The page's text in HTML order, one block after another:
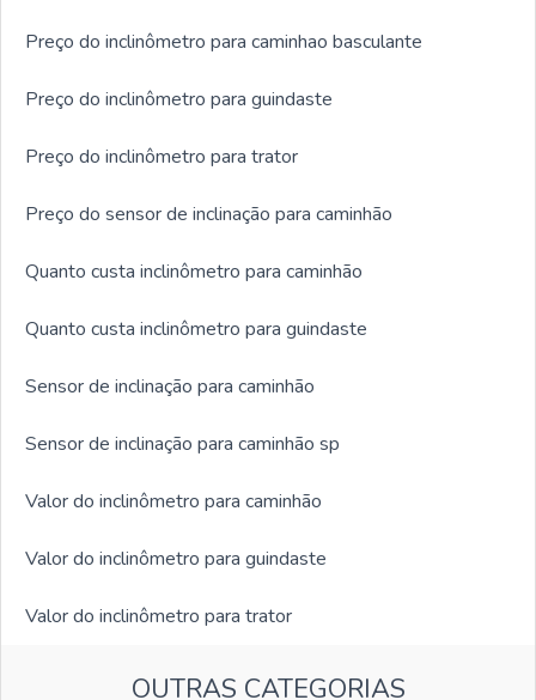
Preço do inclinômetro para caminhao basculante
Preço do inclinômetro para guindaste
Preço do inclinômetro para trator
Preço do sensor de inclinação para caminhão
Quanto custa inclinômetro para caminhão
Quanto custa inclinômetro para guindaste
Sensor de inclinação para caminhão
Sensor de inclinação para caminhão sp
Valor do inclinômetro para caminhão
Valor do inclinômetro para guindaste
Valor do inclinômetro para trator
OUTRAS CATEGORIAS